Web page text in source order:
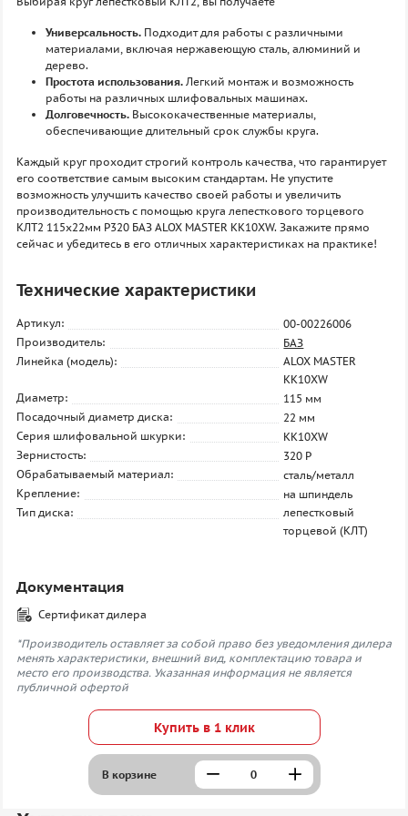
Универсальность. Подходит для работы с различными
материалами, включая нержавеющую сталь, алюминий и
дерево.
Простота использования. Легкий монтаж и возможность
работы на различных шлифовальных машинах.
Долговечность. Высококачественные материалы,
обеспечивающие длительный срок службы круга.
Каждый круг проходит строгий контроль качества, что гарантирует
его соответствие самым высоким стандартам. Не упустите
возможность улучшить качество своей работы и увеличить
производительность с помощью круга лепесткового торцевого
КЛТ2 115х22мм P320 БАЗ ALOX MASTER KK10XW. Закажите прямо
сейчас и убедитесь в его отличных характеристиках на практике!
Технические характеристики
Артикул:
00-00226006
Производитель:
БАЗ
Линейка (модель):
ALOX MASTER
KK10XW
Диаметр:
115 мм
Посадочный диаметр диска:
22 мм
Серия шлифовальной шкурки:
KK10XW
Зернистость:
320 P
Обрабатываемый материал:
сталь/металл
Крепление:
на шпиндель
Тип диска:
лепестковый
торцевой (КЛТ)
Документация
Сертификат дилера
*Производитель оставляет за собой право без уведомления дилера
менять характеристики, внешний вид, комплектацию товара и
место его производства. Указанная информация не является
публичной офертой
Купить в 1 клик
В корзине